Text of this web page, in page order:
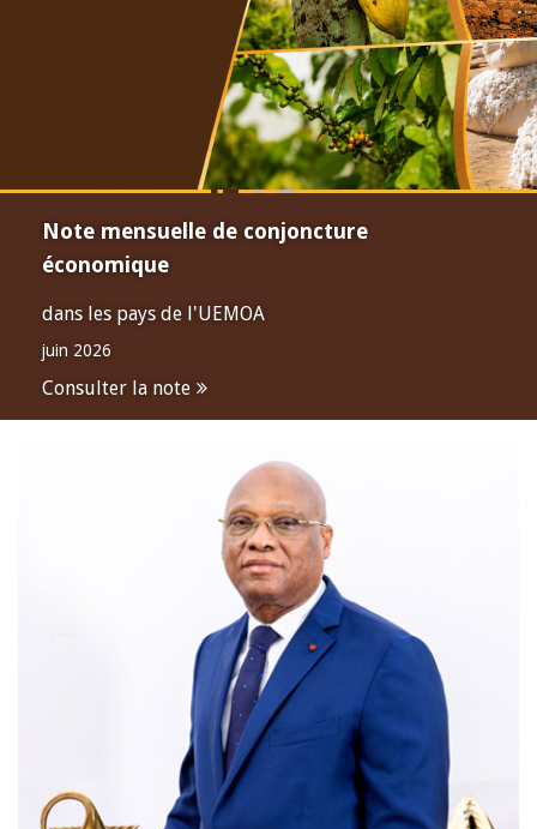
Note mensuelle de conjoncture
économique
dans les pays de l'UEMOA
juin 2026
Consulter la note